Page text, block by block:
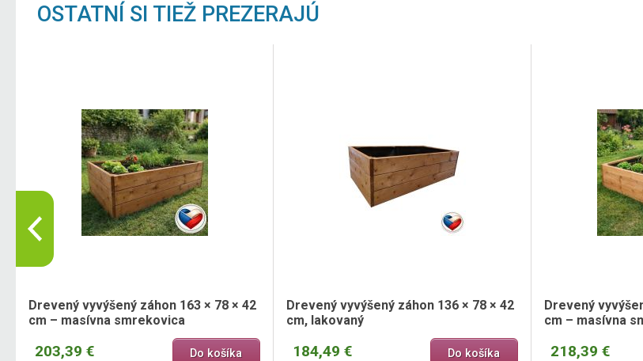
OSTATNÍ SI TIEŽ PREZERAJÚ
Drevený vyvýšený záhon 163 × 78 × 42
cm – masívna smrekovica
203,39 € Do košíka
Drevený vyvýšený záhon 136 × 78 × 42
cm, lakovaný
184,49 € Do košíka
Drevený
cm – masívna
218,39 €